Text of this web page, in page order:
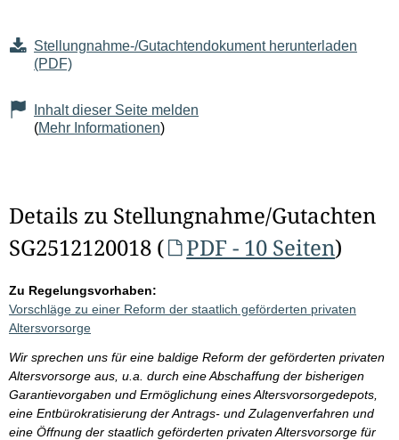
Stellungnahme-/Gutachtendokument herunterladen
(PDF)
Inhalt dieser Seite melden
(Mehr Informationen)
Details zu Stellungnahme/Gutachten
SG2512120018 (
PDF - 10 Seiten)
Zu Regelungsvorhaben:
Vorschläge zu einer Reform der staatlich geförderten privaten
Altersvorsorge
Wir sprechen uns für eine baldige Reform der geförderten privaten
Altersvorsorge aus, u.a. durch eine Abschaffung der bisherigen
Garantievorgaben und Ermöglichung eines Altersvorsorgedepots,
eine Entbürokratisierung der Antrags- und Zulagenverfahren und
eine Öffnung der staatlich geförderten privaten Altersvorsorge für